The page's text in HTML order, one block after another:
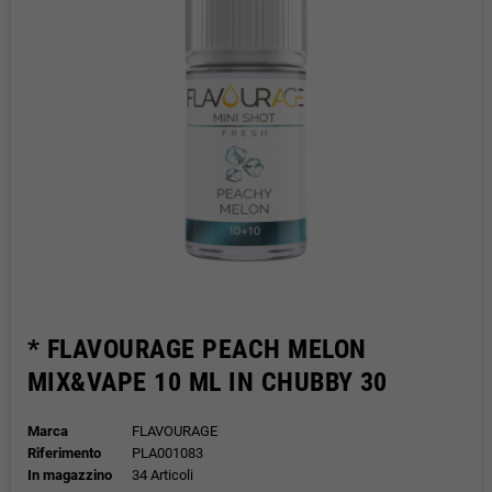
* FLAVOURAGE PEACH MELON
MIX&VAPE 10 ML IN CHUBBY 30
Marca
FLAVOURAGE
Riferimento
PLA001083
In magazzino
34 Articoli